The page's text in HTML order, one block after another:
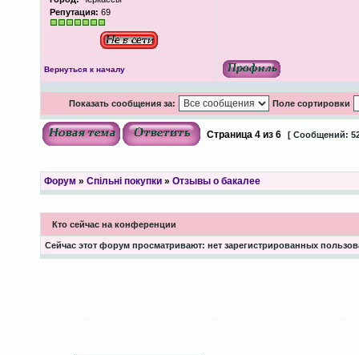
Репутация: 69
Вернуться к началу
Показать сообщения за: Поле сортировки
Страница 4из 6 [ Сообщений:
Форум » Спільні покупки» Отзывы о бакалее
Кто сейчас на конференции
Сейчас этот форум просматривают: нет зарегистрированных